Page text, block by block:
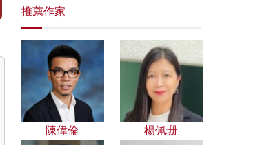
Link推薦作家
陳偉倫 楊佩珊